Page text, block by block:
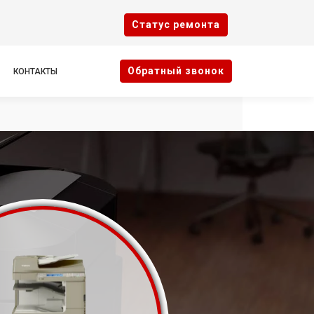
Cтатус ремонта
КОНТАКТЫ Oбратный звонок